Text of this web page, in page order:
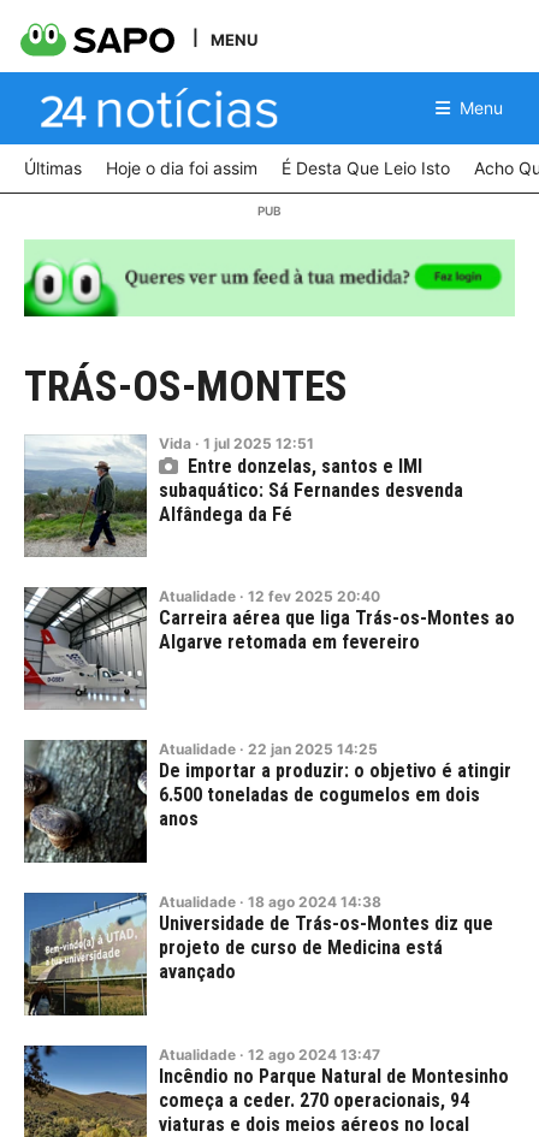
MENU
Menu
Últimas Hoje o dia foi assim É Desta Que Leio Isto Acho
TRÁS-OS-MONTES
Vida · 1 jul 2025 12:51
Entre donzelas, santos e IMI
subaquático: Sá Fernandes desvenda
Alfândega da Fé
Atualidade · 12 fev 2025 20:40
Carreira aérea que liga Trás-os-Montes ao
Algarve retomada em fevereiro
Atualidade · 22 jan 2025 14:25
De importar a produzir: o objetivo é atingir
6.500 toneladas de cogumelos em dois
anos
Atualidade · 18 ago 2024 14:38
Universidade de Trás-os-Montes diz que
projeto de curso de Medicina está
avançado
Atualidade · 12 ago 2024 13:47
Incêndio no Parque Natural de Montesinho
começa a ceder. 270 operacionais, 94
viaturas e dois meios aéreos no local